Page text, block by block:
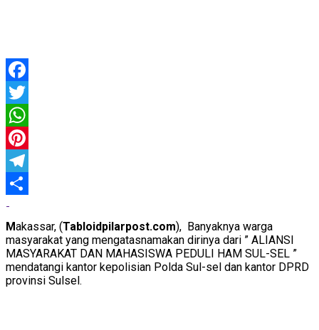
Facebook
Twitter
WhatsApp
Pinterest
Telegram
Share
Makassar, (Tabloidpilarpost.com), Banyaknya warga
masyarakat yang mengatasnamakan dirinya dari ” ALIANSI
MASYARAKAT DAN MAHASISWA PEDULI HAM SUL-SEL ”
mendatangi kantor kepolisian Polda Sul-sel dan kantor DPRD
provinsi Sulsel.